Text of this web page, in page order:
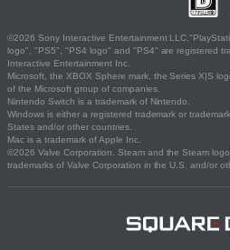
©2026 Sony Interactive Entertainment
logo", "PS5", "PS4 logo" and "PS4" are registered
Interactive Entertainment Inc.
Microsoft, the XBOX Sphere mark, the Series X|S
of the Microsoft group of companies.
Nintendo Switch is a trademark of Nintendo.
Windows is either a registered trademark or
States and/or other countries.
Mac is a trademark of Apple Inc.
©2026 Valve Corporation. Steam and the Steam
trademarks of Valve Corporation in the U.S. and/or